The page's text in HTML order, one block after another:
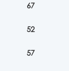
67
52
57